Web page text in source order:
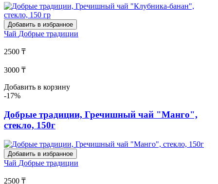
Добавить в избранное
Чай Добрые традиции
2500 ₸
3000 ₸
Добавить в корзину
-17%
Добрые традиции, Гречишный чай "Манго",
стекло, 150г
Добавить в избранное
Чай Добрые традиции
2500 ₸